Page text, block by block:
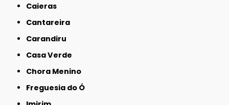
Caieras
Cantareira
Carandiru
Casa Verde
Chora Menino
Freguesia do Ó